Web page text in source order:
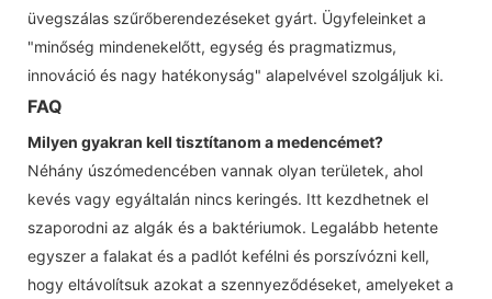
üvegszálas szűrőberendezéseket gyárt. Ügyfeleinket a
"minőség mindenekelőtt, egység és pragmatizmus,
innováció és nagy hatékonyság" alapelvével szolgáljuk ki.
FAQ
Milyen gyakran kell tisztítanom a medencémet?
Néhány úszómedencében vannak olyan területek, ahol
kevés vagy egyáltalán nincs keringés. Itt kezdhetnek el
szaporodni az algák és a baktériumok. Legalább hetente
egyszer a falakat és a padlót kefélni és porszívózni kell,
hogy eltávolítsuk azokat a szennyeződéseket, amelyeket a